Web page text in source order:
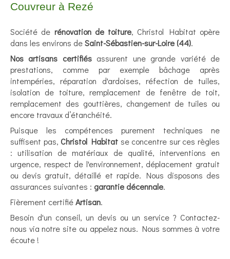
Couvreur à Rezé
Société de rénovation de toiture, Christol Habitat opère
dans les environs deSaint-Sébastien-sur-Loire (44).
Nos artisans certifiésassurent une grande variété de
prestations, comme par exemple bâchage après
intempéries, réparation d'ardoises, réfection de tuiles,
isolation de toiture, remplacement de fenêtre de toit,
remplacement des gouttières, changement de tuiles ou
encore travaux d’étanchéité.
Puisque les compétences purement techniques ne
suffisent pas, Christol Habitatse concentre sur ces règles
: utilisation de matériaux de qualité, interventions en
urgence, respect de l'environnement, déplacement gratuit
ou devis gratuit, détaillé et rapide. Nous disposons des
assurances suivantes : garantie décennale.
Fièrement certifiéArtisan.
Besoin d'un conseil, un devis ou un service ? Contactez-
nous via notre site ou appelez nous. Nous sommes à votre
écoute !